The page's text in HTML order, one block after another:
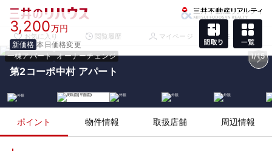
お気に入り 閲覧履歴 マイページ メニュー
一棟アパート オーナーチェンジ 1/15
3,200万円
新価格 本日価格変更
第2コーポ中村 アパート
ポイント 物件情報 取扱店舗 周辺情報